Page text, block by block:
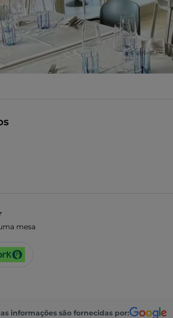
mesa
informações são fornecidas por: